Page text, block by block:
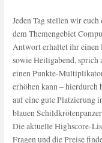
Jeden Tag stellen wir
dem Themengebiet
Antwort erhaltet ihr einen
sowie Heiligabend, sprich
einen Punkte-
erhöhen kann – hierdurch
auf eine gute Platzierung
blauen
Die aktuelle Highscore-
Fragen und die Preise